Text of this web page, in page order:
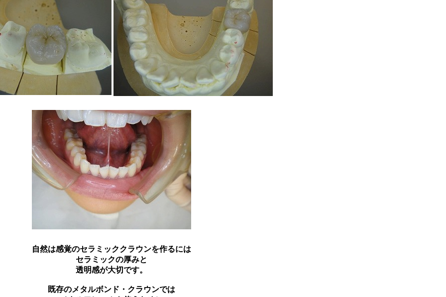
自然は感覚のセラミッククラウンを作るには
セラミックの厚みと
透明感が大切です。
既存のメタルボンド・クラウンでは